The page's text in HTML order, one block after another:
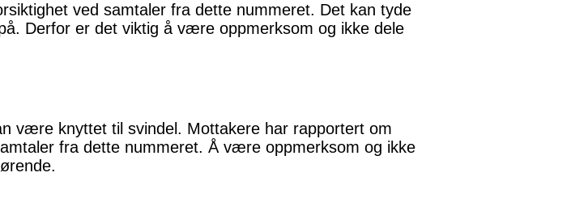
ved samtaler fra dette nummeret. Det kan tyde
Derfor er det viktig å være oppmerksom og ikke dele
være knyttet til svindel. Mottakere har rapportert om
fra dette nummeret. Å være oppmerksom og ikke